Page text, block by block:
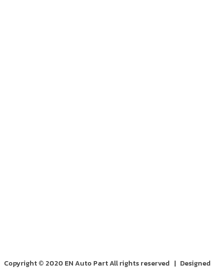
Copyright © 2020 EN Auto Part All rights reserved | Designed